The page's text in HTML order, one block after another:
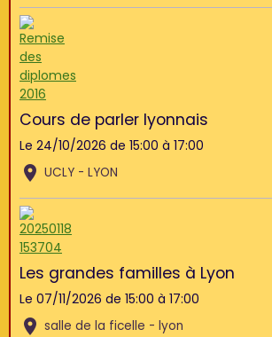
Cours de parler lyonnais
Le 24/10/2026 de 15:00 à 17:00
UCLY - LYON
Les grandes familles à Lyon
Le 07/11/2026 de 15:00 à 17:00
salle de la ficelle - lyon